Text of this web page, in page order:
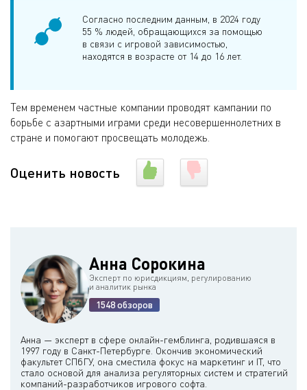
Согласно последним данным, в 2024 году
55 % людей, обращающихся за помощью
в связи с игровой зависимостью,
находятся в возрасте от 14 до 16 лет.
Тем временем частные компании проводят кампании по
борьбе с азартными играми среди несовершеннолетних в
стране и помогают просвещать молодежь.
Оценить новость
Анна Сорокина
Эксперт по юрисдикциям, регулированию
и аналитик рынка
1548 обзоров
Анна — эксперт в сфере онлайн-гемблинга, родившаяся в
1997 году в Санкт-Петербурге. Окончив экономический
факультет СПбГУ, она сместила фокус на маркетинг и IT, что
стало основой для анализа регуляторных систем и стратегий
компаний-разработчиков игрового софта.